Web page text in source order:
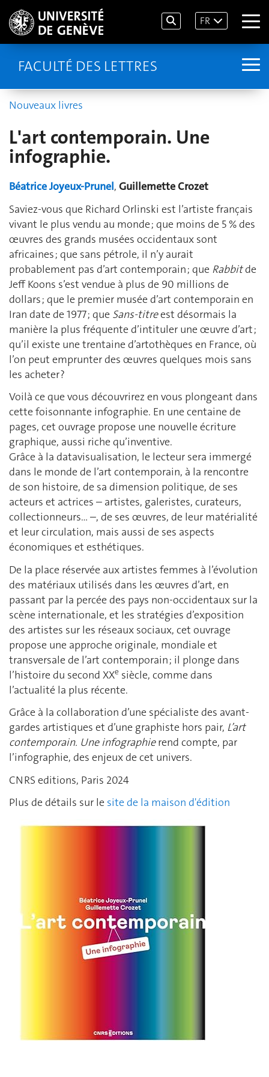
FR
FACULTÉ DES LETTRES
Nouveaux livres
L'art contemporain. Une
infographie.
Béatrice Joyeux-Prunel, Guillemette Crozet
Saviez-vous que Richard Orlinski est l’artiste français
vivant le plus vendu au monde ; que moins de 5 % des
œuvres des grands musées occidentaux sont
africaines ; que sans pétrole, il n’y aurait
probablement pas d’art contemporain ; que Rabbitde
Jeff Koons s’est vendue à plus de 90 millions de
dollars ; que le premier musée d’art contemporain en
Iran date de 1977 ; que Sans-titreest désormais la
manière la plus fréquente d’intituler une œuvre d’art ;
qu’il existe une trentaine d’artothèques en France, où
l’on peut emprunter des œuvres quelques mois sans
les acheter ?
Voilà ce que vous découvrirez en vous plongeant dans
cette foisonnante infographie. En une centaine de
pages, cet ouvrage propose une nouvelle écriture
graphique, aussi riche qu’inventive.
Grâce à la datavisualisation, le lecteur sera immergé
dans le monde de l’art contemporain, à la rencontre
de son histoire, de sa dimension politique, de ses
acteurs et actrices – artistes, galeristes, curateurs,
collectionneurs… –, de ses œuvres, de leur matérialité
et leur circulation, mais aussi de ses aspects
économiques et esthétiques.
De la place réservée aux artistes femmes à l’évolution
des matériaux utilisés dans les œuvres d’art, en
passant par la percée des pays non-occidentaux sur la
scène internationale, et les stratégies d’exposition
des artistes sur les réseaux sociaux, cet ouvrage
propose une approche originale, mondiale et
transversale de l’art contemporain ; il plonge dans
l’histoire du second XXe siècle, comme dans
l’actualité la plus récente.
Grâce à la collaboration d’une spécialiste des avant-
gardes artistiques et d’une graphiste hors pair, L’art
contemporain. Une infographierend compte, par
l’infographie, des enjeux de cet univers.
CNRS editions, Paris 2024
Plus de détails sur le site de la maison d'édition